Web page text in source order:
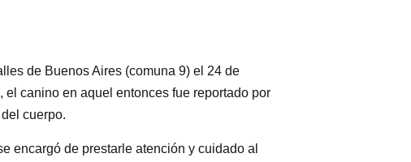
de Buenos Aires (comuna 9) el 24 de
canino en aquel entonces fue reportado por
cuerpo.
encargó de prestarle atención y cuidado al